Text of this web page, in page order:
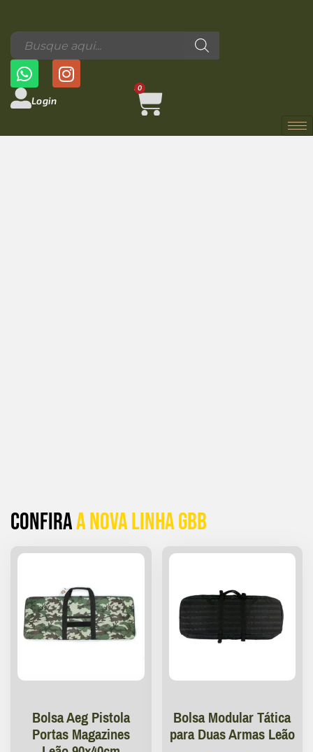
Login
0
Confiraa Nova linha GBB
Bolsa Aeg Pistola
Portas Magazines
Bolsa Modular Tática
para Duas Armas Leão